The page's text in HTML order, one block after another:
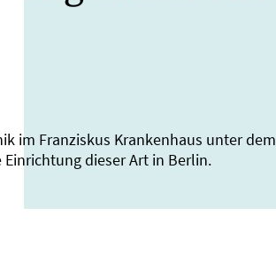
im Franziskus Krankenhaus unter dem
dieser Art in Berlin.